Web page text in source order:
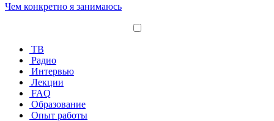
Чем конкретно я занимаюсь
ТВ
Радио
Интервью
Лекции
FAQ
Образование
Опыт работы